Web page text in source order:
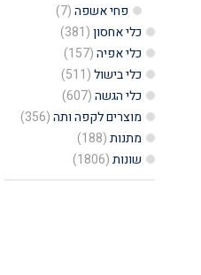
פחי אשפה(7)
כלי אחסון(381)
כלי אפיה(157)
כלי בישול(511)
כלי הגשה(607)
מוצרים לקפה ותה(356)
מתנות(188)
שונות(1806)